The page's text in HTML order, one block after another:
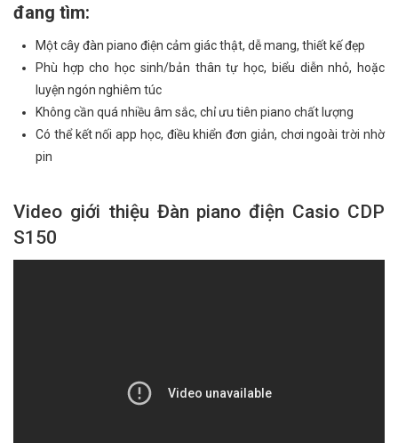
đang tìm:
Một cây đàn piano điện cảm giác thật, dễ mang, thiết kế đẹp
Phù hợp cho học sinh/bản thân tự học, biểu diễn nhỏ, hoặc
luyện ngón nghiêm túc
Không cần quá nhiều âm sắc, chỉ ưu tiên piano chất lượng
Có thể kết nối app học, điều khiển đơn giản, chơi ngoài trời nhờ
pin
Video giới thiệu Đàn piano điện Casio CDP
S150